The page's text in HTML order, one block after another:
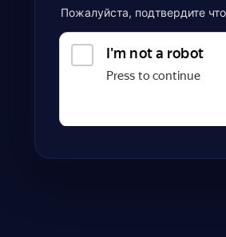
Пожалуйста, подтвердите